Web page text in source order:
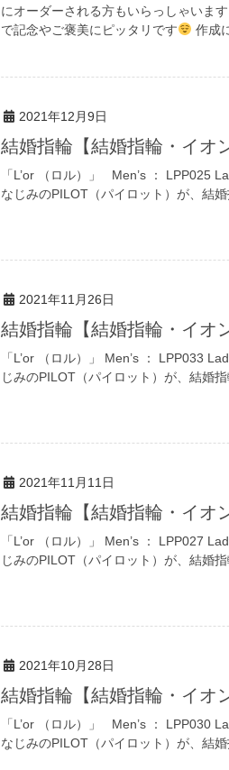
にオーダーされる方もいらっしゃいます
で記念やご褒美にピッタリです
作成
2021年12月9日
結婚指輪【結婚指輪・イオ
「L’or （ロル）」 Men’s ： LPP025
なじみのPILOT（パイロット）が、結
2021年11月26日
結婚指輪【結婚指輪・イオ
「L’or （ロル）」 Men’s ： LPP033
じみのPILOT（パイロット）が、結婚
2021年11月11日
結婚指輪【結婚指輪・イオ
「L’or （ロル）」 Men’s ： LPP027
じみのPILOT（パイロット）が、結婚
2021年10月28日
結婚指輪【結婚指輪・イオ
「L’or （ロル）」 Men’s ： LPP030
なじみのPILOT（パイロット）が、結